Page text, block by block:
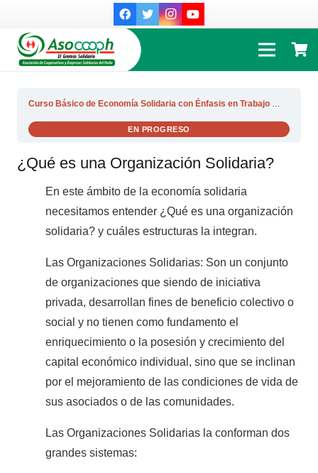
Curso Básico de Economía Solidaria con Énfasis en Trabajo Asociado
EN PROGRESO
¿Qué es una Organización Solidaria?
En este ámbito de la economía solidaria
necesitamos entender ¿Qué es una organización
solidaria? y cuáles estructuras la integran.
Las Organizaciones Solidarias: Son un conjunto
de organizaciones que siendo de iniciativa
privada, desarrollan fines de beneficio colectivo o
social y no tienen como fundamento el
enriquecimiento o la posesión y crecimiento del
capital económico individual, sino que se inclinan
por el mejoramiento de las condiciones de vida de
sus asociados o de las comunidades.
Las Organizaciones Solidarias la conforman dos
grandes sistemas: